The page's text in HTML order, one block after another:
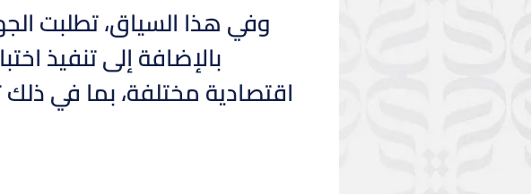
وفي هذا السياق، تطلبت
بالإضافة إلى تنفيذ
اقتصادية مختلفة، بما في ذلك